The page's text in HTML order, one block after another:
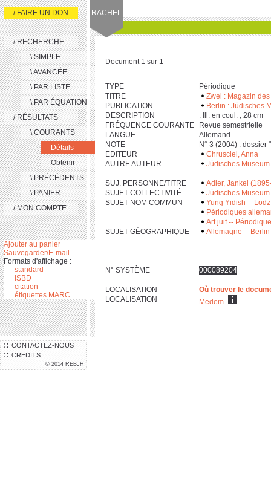
RACHEL
CONTACTEZ-NOUS
CREDITS
© 2014 REBJH
/ FAIRE UN DON
/ RECHERCHE
\ SIMPLE
\ AVANCÉE
\ PAR LISTE
\ PAR ÉQUATION
/ RÉSULTATS
\ COURANTS
Détails
Obtenir
\ PRÉCÉDENTS
\ PANIER
/ MON COMPTE
Ajouter au panier
Sauvegarder/E-mail
Formats d'affichage :
standard
ISBD
citation
étiquettes MARC
Document 1 sur 1
TYPE
Périodique
TITRE
Zwei : Magazin
PUBLICATION
Berlin : Jüdisches
DESCRIPTION
: Ill. en coul. ; ‎2‎8 cm
FRÉQUENCE COURANTE
Revue semestrielle
LANGUE
Allemand.
NOTE
N° 3 (2004) : dossier
EDITEUR
Chrusciel, Anna
AUTRE AUTEUR
Jüdisches
SUJ. PERSONNE/TITRE
Adler, Jankel
SUJET COLLECTIVITÉ
Jüdisches
SUJET NOM COMMUN
Yung Yidish -- Lodz
Périodiques
Art juif -- Périodique
SUJET GÉOGRAPHIQUE
Allemagne --
N° SYSTÈME 000089204
LOCALISATION
Où trouver le
LOCALISATION
Medem